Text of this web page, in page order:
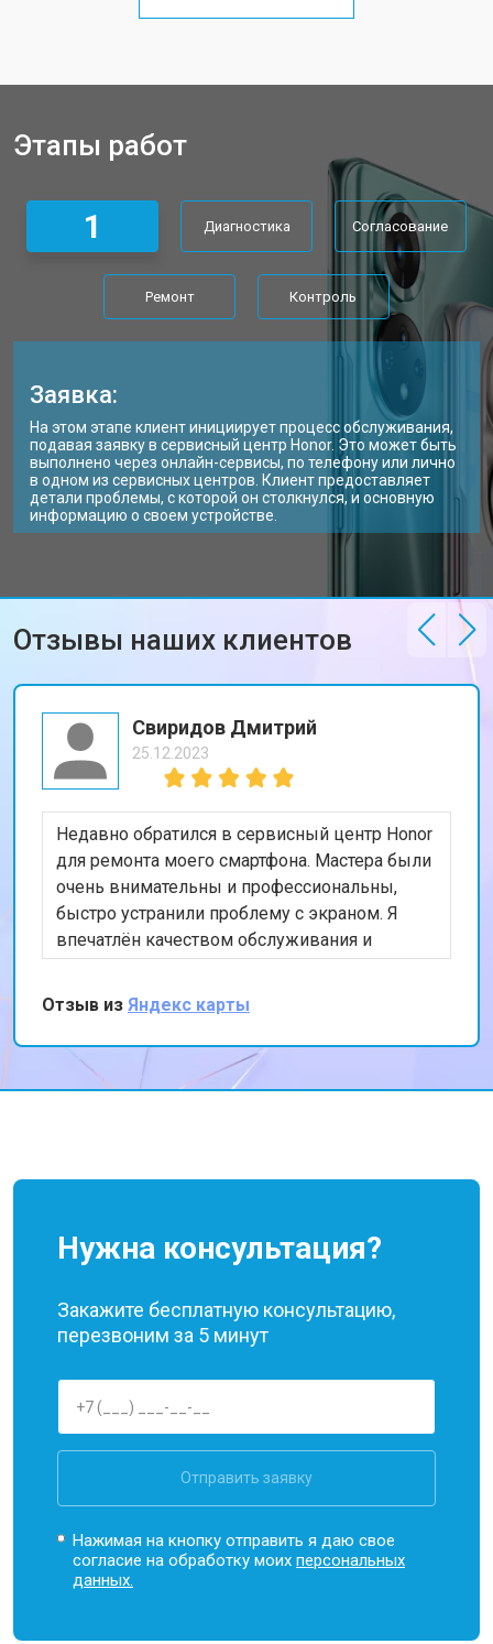
Ремонт цепи питания от 3200 ₽
Этапы работ
1 Диагностика Согласование
Ремонт Контроль
Заявка:
На этом этапе клиент инициирует процесс обслуживания,
подавая заявку в сервисный центр Honor. Это может быть
выполнено через онлайн-сервисы, по телефону или лично
в одном из сервисных центров. Клиент предоставляет
детали проблемы, с которой он столкнулся, и основную
информацию о своем устройстве.
Отзывы наших клиентов
Свиридов Дмитрий
25.12.2023
Недавно обратился в сервисный центр Honor
для ремонта моего смартфона. Мастера были
очень внимательны и профессиональны,
быстро устранили проблему с экраном. Я
впечатлён качеством обслуживания и
скоростью выполнения работы. Мой телефон
теперь работает безупречно. Спасибо за
отличную работу!
Отзыв из Яндекс карты
Нужна консультация?
Закажите бесплатную консультацию,
перезвоним за 5 минут
Отправить заявку
Нажимая на кнопку отправить я даю свое
согласие на обработку моихперсональных
данных.